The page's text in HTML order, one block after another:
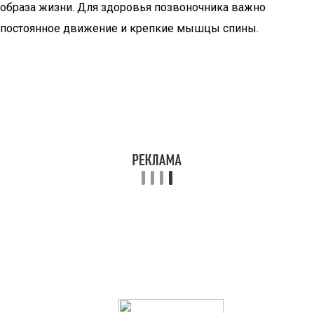
образа жизни. Для здоровья позвоночника важно
постоянное движение и крепкие мышцы спины.